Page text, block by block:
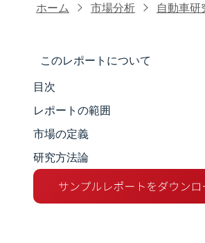
ホーム 市場分析 自動車研
このレポートについて
市場規模とシェア
市場分析
トレンドとインサイト
セグメント分析
目次
レポートの範囲
市場の定義
研究方法論